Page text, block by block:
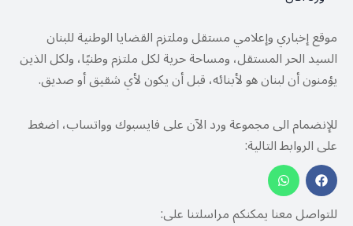
موقع إخباري وإعلامي مستقل وملتزم القضايا الوطنية للبنان
السيد الحر المستقل، ومساحة حرية لكل ملتزم وطنيًا، ولكل الذين
يؤمنون أن لبنان هو لأبنائه، قبل أن يكون لأي شقيق أو صديق.
للإنضمام الى مجموعة ورد الآن على فايسبوك وواتساب، اضغط
على الروابط التالية:
للتواصل معنا يمكنكم مراسلتنا على: